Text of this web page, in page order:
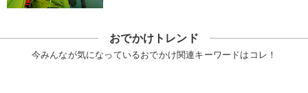
おでかけトレンド
今みんなが気になっているおでかけ関連キーワードはコレ！